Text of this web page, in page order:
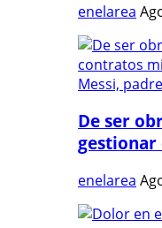
enelarea
De ser
gestionar
enelarea